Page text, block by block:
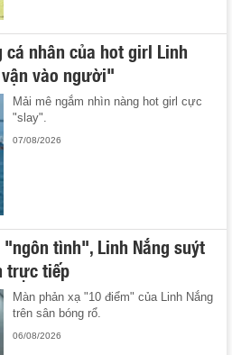
nhân của hot girl Linh
vào người"
Mải mê ngắm nhìn nàng hot girl cực
"slay".
07/08/2026
tình", Linh Nắng suýt
trực tiếp
Màn phản xạ "10 điểm" của Linh Nắng
trên sân bóng rổ.
06/08/2026